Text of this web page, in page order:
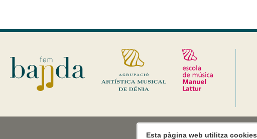
Esta pàgina web utilitza cookies